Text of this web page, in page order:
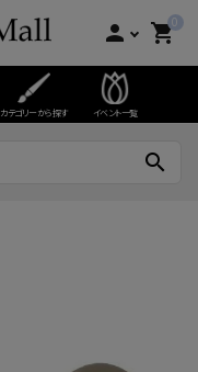
person 0
shopping_cart
カテゴリーから探す イベント一覧
search